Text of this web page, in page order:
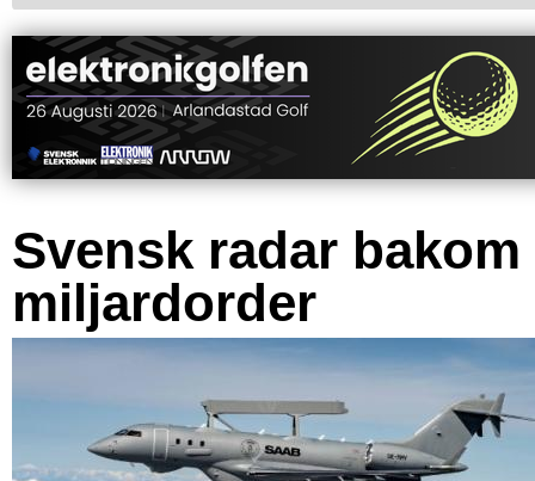
Svensk radar bakom
miljardorder